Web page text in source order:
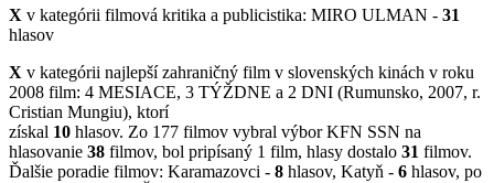
X v kategórii filmová kritika a publicistika: MIRO ULMAN - 31
hlasov
X v kategórii najlepší zahraničný film v slovenských kinách v roku
2008 film: 4 MESIACE, 3 TÝŽDNE a 2 DNI (Rumunsko, 2007, r.
Cristian Mungiu), ktorí
získal 10 hlasov. Zo 177 filmov vybral výbor KFN SSN na
hlasovanie 38 filmov, bol pripísaný 1 film, hlasy dostalo 31 filmov.
Ďalšie poradie filmov: Karamazovci - 8 hlasov, Katyň - 6 hlasov, po